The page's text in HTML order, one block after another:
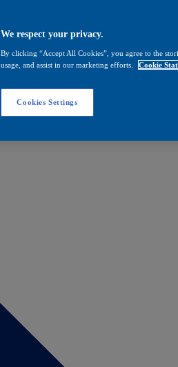
We respect your privacy.
By clicking “Accept All Cookies”, you agree to the
usage, and assist in our marketing efforts.
Cookie
Cookies Settings